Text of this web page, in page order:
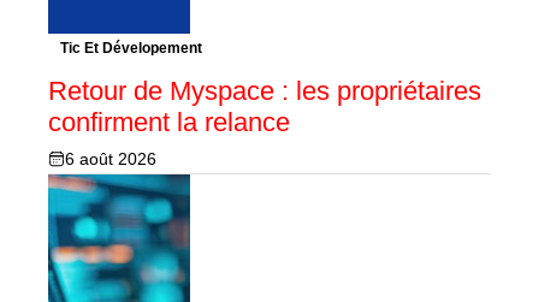
Tic Et Dévelopement
Retour de Myspace : les propriétaires
confirment la relance
6 août 2026